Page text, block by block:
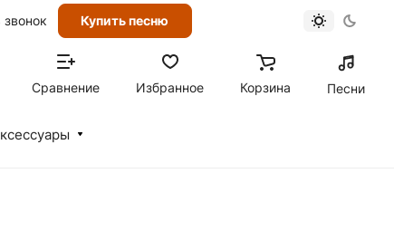
звонок Купить песню
Сравнение Избранное Корзина Песни